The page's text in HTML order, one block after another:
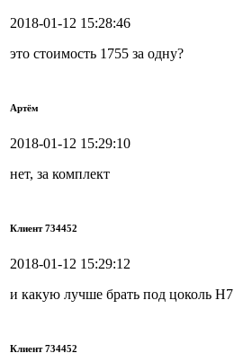
2018-01-12 15:28:46
это стоимость 1755 за одну?
Артём
2018-01-12 15:29:10
нет, за комплект
Клиент 734452
2018-01-12 15:29:12
и какую лучше брать под цоколь Н7
Клиент 734452